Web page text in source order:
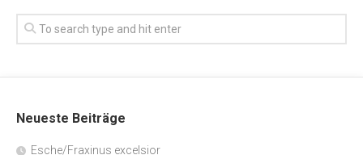
Neueste Beiträge
Esche/Fraxinus excelsior